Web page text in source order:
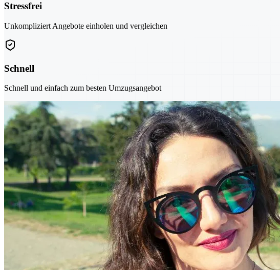
Stressfrei
Unkompliziert Angebote einholen und vergleichen
Schnell
Schnell und einfach zum besten Umzugsangebot